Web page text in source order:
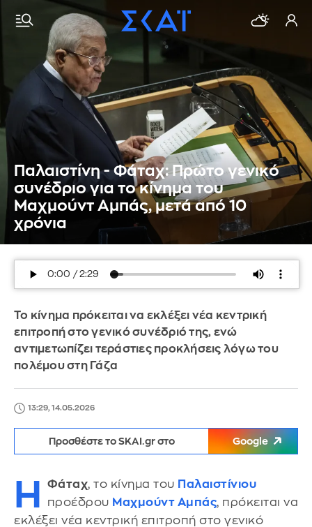
Παλαιστίνη - Φάταχ: Πρώτο γενικό
συνέδριο για το κίνημα του
Μαχμούντ Αμπάς, μετά από 10
χρόνια
Το κίνημα πρόκειται να εκλέξει νέα κεντρική
επιτροπή στο γενικό συνέδριό της, ενώ
αντιμετωπίζει τεράστιες προκλήσεις λόγω του
πολέμου στη Γάζα
13:29, 14.05.2026
Προσθέστε το SKAI.gr στο Google
Η Φάταχ, το κίνημα του Παλαιστίνιου
προέδρου Μαχμούντ Αμπάς, πρόκειται να
εκλέξει νέα κεντρική επιτροπή στο γενικό